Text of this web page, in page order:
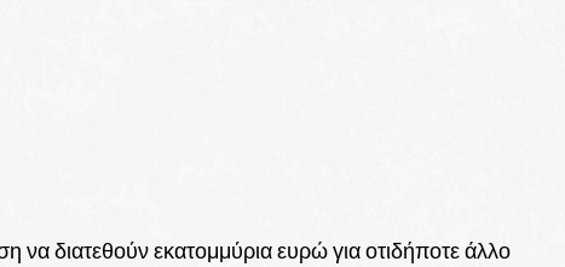
διατεθούν εκατομμύρια ευρώ για οτιδήποτε άλλο